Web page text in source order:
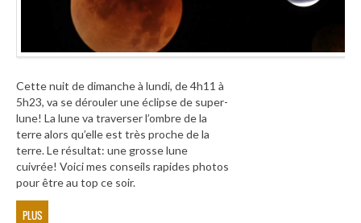
Cette nuit de dimanche à lundi, de 4h11 à
5h23, va se dérouler une éclipse de super-
lune! La lune va traverser l’ombre de la
terre alors qu’elle est très proche de la
terre. Le résultat: une grosse lune
cuivrée! Voici mes conseils rapides photos
pour être au top ce soir.
PLUS